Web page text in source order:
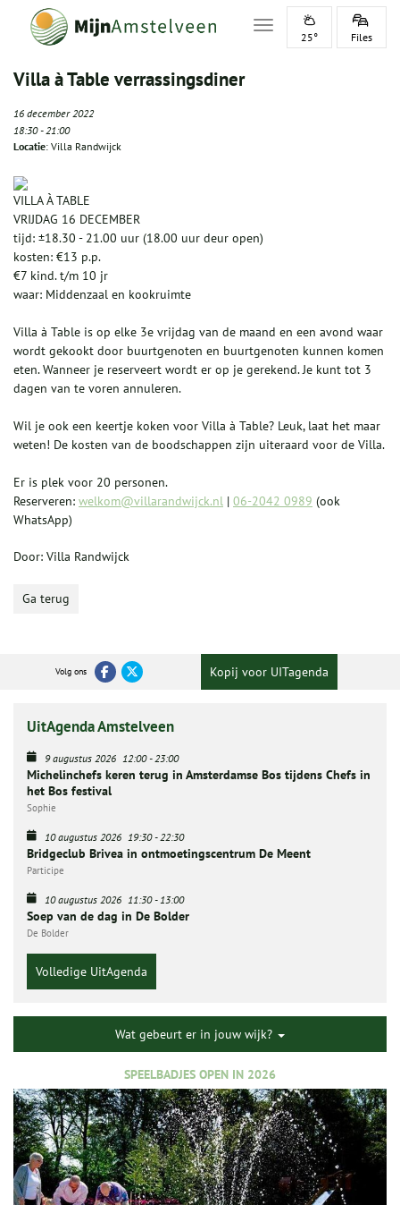
Toggle navigation
25° Files
Villa à Table verrassingsdiner
16 december 2022
18:30-21:00
Locatie: Villa Randwijck
VILLA À TABLE
VRIJDAG 16 DECEMBER
tijd: ±18.30 - 21.00 uur (18.00 uur deur open)
kosten: €13 p.p.
€7 kind. t/m 10 jr
waar: Middenzaal en kookruimte
Villa à Table is op elke 3e vrijdag van de maand en een avond waar
wordt gekookt door buurtgenoten en buurtgenoten kunnen komen
eten. Wanneer je reserveert wordt er op je gerekend. Je kunt tot 3
dagen van te voren annuleren.
Wil je ook een keertje koken voor Villa à Table? Leuk, laat het maar
weten! De kosten van de boodschappen zijn uiteraard voor de Villa.
Er is plek voor 20 personen.
Reserveren: welkom@villarandwijck.nl | 06-2042 0989 (ook
WhatsApp)
Door: Villa Randwijck
Ga terug
Volg ons Kopij voor UITagenda
UitAgenda Amstelveen
9 augustus 2026 12:00-23:00
Michelinchefs keren terug in Amsterdamse Bos tijdens Chefs in
het Bos festival
Sophie
10 augustus 2026 19:30-22:30
Bridgeclub Brivea in ontmoetingscentrum De Meent
Participe
10 augustus 2026 11:30-13:00
Soep van de dag in De Bolder
De Bolder
Volledige UitAgenda
Wat gebeurt er in jouw wijk?
SPEELBADJES OPEN IN 2026